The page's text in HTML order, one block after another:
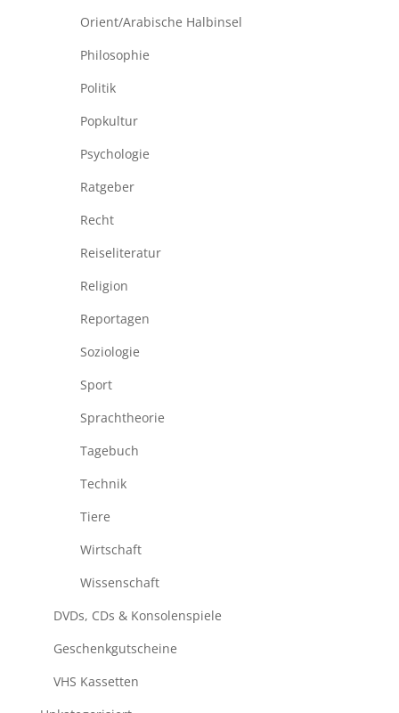
Orient/Arabische Halbinsel
Philosophie
Politik
Popkultur
Psychologie
Ratgeber
Recht
Reiseliteratur
Religion
Reportagen
Soziologie
Sport
Sprachtheorie
Tagebuch
Technik
Tiere
Wirtschaft
Wissenschaft
DVDs, CDs & Konsolenspiele
Geschenkgutscheine
VHS Kassetten